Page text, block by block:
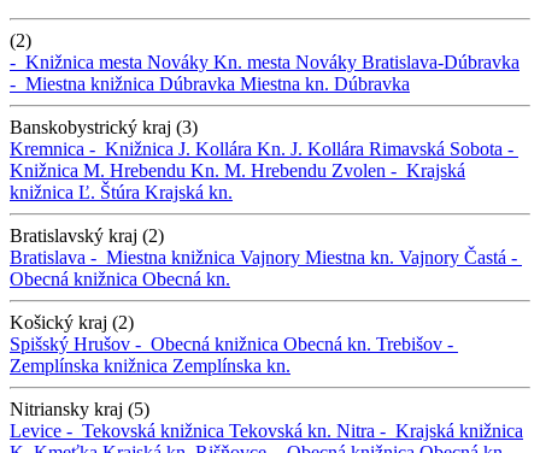
(2)
- Knižnica mesta Nováky Kn. mesta Nováky Bratislava-Dúbravka
- Miestna knižnica Dúbravka Miestna kn. Dúbravka
Banskobystrický kraj (3)
Kremnica - Knižnica J. Kollára Kn. J. Kollára Rimavská Sobota -
Knižnica M. Hrebendu Kn. M. Hrebendu Zvolen - Krajská
knižnica Ľ. Štúra Krajská kn.
Bratislavský kraj (2)
Bratislava - Miestna knižnica Vajnory Miestna kn. Vajnory Častá -
Obecná knižnica Obecná kn.
Košický kraj (2)
Spišský Hrušov - Obecná knižnica Obecná kn. Trebišov -
Zemplínska knižnica Zemplínska kn.
Nitriansky kraj (5)
Levice - Tekovská knižnica Tekovská kn. Nitra - Krajská knižnica